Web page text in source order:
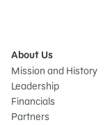
About Us
Mission and History
Leadership
Financials
Partners